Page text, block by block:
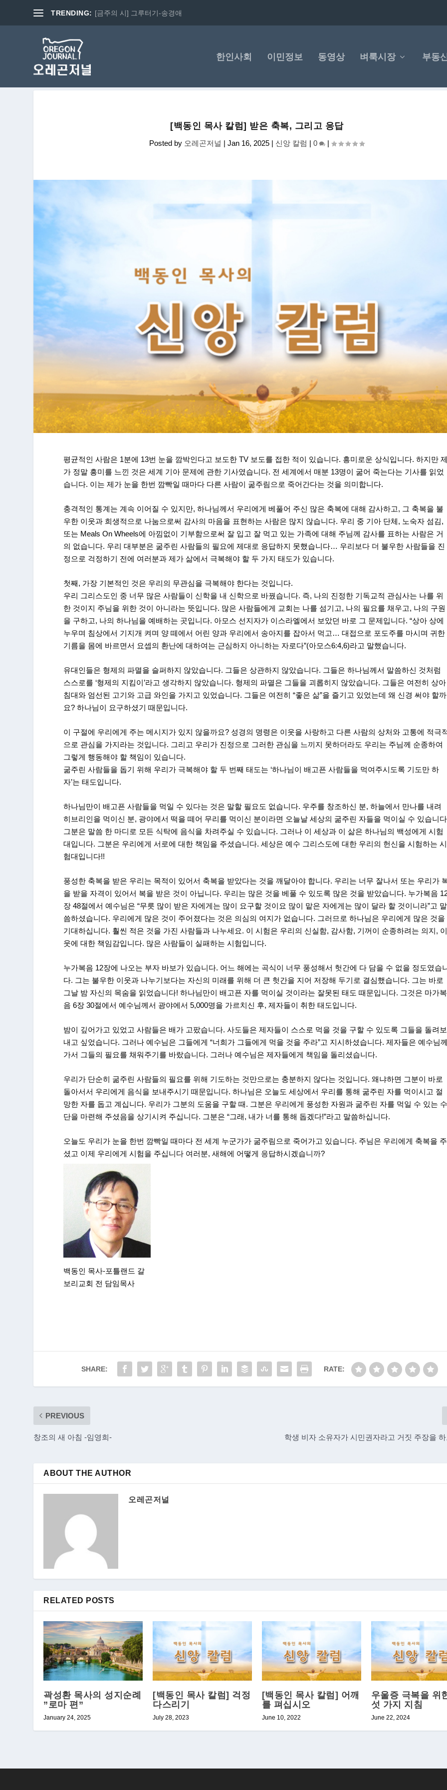
TRENDING: [금주의 시] 그루터기-송경애
한인사회 이민정보 동영상 벼룩시장 부동
[백동인 목사 칼럼] 받은 축복, 그리고 응답
Posted by 오레곤저널 |Jan 16, 2025 | 신앙 칼럼 |0 |
평균적인 사람은 1분에 13번 눈을 깜박인다고 보도한 TV 보도를 접한 적이 있습니다. 흥미로운 상식입니다. 하지만
가 정말 흥미를 느낀 것은 세계 기아 문제에 관한 기사였습니다. 전 세계에서 매분 13명이 굶어 죽는다는 기사를 읽었
습니다. 이는 제가 눈을 한번 깜빡일 때마다 다른 사람이 굶주림으로 죽어간다는 것을 의미합니다.
충격적인 통계는 계속 이어질 수 있지만, 하나님께서 우리에게 베풀어 주신 많은 축복에 대해 감사하고, 그 축복을 불
우한 이웃과 희생적으로 나눔으로써 감사의 마음을 표현하는 사람은 많지 않습니다. 우리 중 기아 단체, 노숙자 섬김,
또는 Meals On Wheels에 아낌없이 기부함으로써 잘 입고 잘 먹고 있는 가족에 대해 주님께 감사를 표하는 사람은 거
의 없습니다. 우리 대부분은 굶주린 사람들의 필요에 제대로 응답하지 못했습니다… 우리보다 더 불우한 사람들을 진
정으로 걱정하기 전에 여러분과 제가 삶에서 극복해야 할 두 가지 태도가 있습니다.
첫째, 가장 기본적인 것은 우리의 무관심을 극복해야 한다는 것입니다.
우리 그리스도인 중 너무 많은 사람들이 신학을 내 신학으로 바꿨습니다. 즉, 나의 진정한 기독교적 관심사는 나를 위
한 것이지 주님을 위한 것이 아니라는 뜻입니다. 많은 사람들에게 교회는 나를 섬기고, 나의 필요를 채우고, 나의 구원
을 구하고, 나의 하나님을 예배하는 곳입니다. 아모스 선지자가 이스라엘에서 보았던 바로 그 문제입니다. “상아 상에
누우며 침상에서 기지개 켜며 양 떼에서 어린 양과 우리에서 송아지를 잡아서 먹고… 대접으로 포도주를 마시며 귀한
기름을 몸에 바르면서 요셉의 환난에 대하여는 근심하지 아니하는 자로다”(아모스6:4,6)라고 말했습니다.
유대인들은 형제의 파멸을 슬퍼하지 않았습니다. 그들은 상관하지 않았습니다. 그들은 하나님께서 말씀하신 것처럼
스스로를 ‘형제의 지킴이’라고 생각하지 않았습니다. 형제의 파멸은 그들을 괴롭히지 않았습니다. 그들은 여전히 상아
침대와 엄선된 고기와 고급 와인을 가지고 있었습니다. 그들은 여전히 “좋은 삶”을 즐기고 있었는데 왜 신경 써야 할까
요? 하나님이 요구하셨기 때문입니다.
이 구절에 우리에게 주는 메시지가 있지 않을까요? 성경의 명령은 이웃을 사랑하고 다른 사람의 상처와 고통에 적극
으로 관심을 가지라는 것입니다. 그리고 우리가 진정으로 그러한 관심을 느끼지 못하더라도 우리는 주님께 순종하여
그렇게 행동해야 할 책임이 있습니다.
굶주린 사람들을 돕기 위해 우리가 극복해야 할 두 번째 태도는 ‘하나님이 배고픈 사람들을 먹여주시도록 기도만 하
자’는 태도입니다.
하나님만이 배고픈 사람들을 먹일 수 있다는 것은 말할 필요도 없습니다. 우주를 창조하신 분, 하늘에서 만나를 내려
히브리인을 먹이신 분, 광야에서 떡을 떼어 무리를 먹이신 분이라면 오늘날 세상의 굶주린 자들을 먹이실 수 있습니
그분은 말씀 한 마디로 모든 식탁에 음식을 차려주실 수 있습니다. 그러나 이 세상과 이 삶은 하나님의 백성에게 시험
대입니다. 그분은 우리에게 서로에 대한 책임을 주셨습니다. 세상은 예수 그리스도에 대한 우리의 헌신을 시험하는 시
험대입니다!!
풍성한 축복을 받은 우리는 목적이 있어서 축복을 받았다는 것을 깨달아야 합니다. 우리는 너무 잘나서 또는 우리가
을 받을 자격이 있어서 복을 받은 것이 아닙니다. 우리는 많은 것을 베풀 수 있도록 많은 것을 받았습니다. 누가복음
장 48절에서 예수님은 “무릇 많이 받은 자에게는 많이 요구할 것이요 많이 맡은 자에게는 많이 달라 할 것이니라”고 말
씀하셨습니다. 우리에게 많은 것이 주어졌다는 것은 의심의 여지가 없습니다. 그러므로 하나님은 우리에게 많은 것을
기대하십니다. 훨씬 적은 것을 가진 사람들과 나누세요. 이 시험은 우리의 신실함, 감사함, 기꺼이 순종하려는 의지,
웃에 대한 책임감입니다. 많은 사람들이 실패하는 시험입니다.
누가복음 12장에 나오는 부자 바보가 있습니다. 어느 해에는 곡식이 너무 풍성해서 헛간에 다 담을 수 없을 정도였습
다. 그는 불우한 이웃과 나누기보다는 자신의 미래를 위해 더 큰 헛간을 지어 저장해 두기로 결심했습니다. 그는 바로
그날 밤 자신의 목숨을 읽었습니다! 하나님만이 배고픈 자를 먹이실 것이라는 잘못된 태도 때문입니다. 그것은 마가복
음 6장 30절에서 예수님께서 광야에서 5,000명을 가르치신 후, 제자들이 취한 태도입니다.
밤이 깊어가고 있었고 사람들은 배가 고팠습니다. 사도들은 제자들이 스스로 먹을 것을 구할 수 있도록 그들을 돌려보
내고 싶었습니다. 그러나 예수님은 그들에게 “너희가 그들에게 먹을 것을 주라”고 지시하셨습니다. 제자들은 예수님
가서 그들의 필요를 채워주기를 바랐습니다. 그러나 예수님은 제자들에게 책임을 돌리셨습니다.
우리가 단순히 굶주린 사람들의 필요를 위해 기도하는 것만으로는 충분하지 않다는 것입니다. 왜냐하면 그분이 바로
돌아서서 우리에게 음식을 보내주시기 때문입니다. 하나님은 오늘도 세상에서 우리를 통해 굶주린 자를 먹이시고 절
망한 자를 돕고 계십니다. 우리가 그분의 도움을 구할 때. 그분은 우리에게 풍성한 자원과 굶주린 자를 먹일 수 있는
단을 마련해 주셨음을 상기시켜 주십니다. 그분은 “그래, 내가 너를 통해 돕겠다!”라고 말씀하십니다.
오늘도 우리가 눈을 한번 깜빡일 때마다 전 세계 누군가가 굶주림으로 죽어가고 있습니다. 주님은 우리에게 축복을 주
셨고 이제 우리에게 시험을 주십니다 여러분, 새해에 어떻게 응답하시겠습니까?
백동인 목사-포틀랜드 갈
보리교회 전 담임목사
SHARE: RATE:
PREVIOUS
창조의 새 아침 -임영희- 학생 비자 소유자가 시민권자라고 거짓 주장을
ABOUT THE AUTHOR
오레곤저널
RELATED POSTS
곽성환 목사의 성지순례
”로마 편”
January 24, 2025
[백동인 목사 칼럼] 걱정
다스리기
July 28, 2023
[백동인 목사 칼럼] 어깨
를 펴십시오
June 10, 2022
우울증 극복을 위
섯 가지 지침
June 22, 2024